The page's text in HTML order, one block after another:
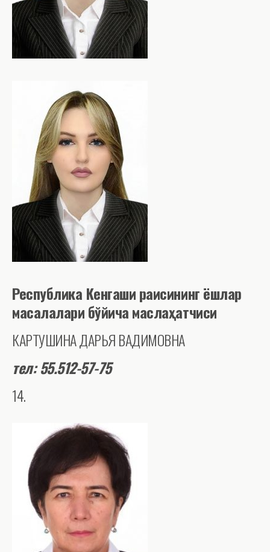
Республика Кенгаши раисининг ёшлар
масалалари бўйича маслаҳатчиси
КАРТУШИНА ДАРЬЯ ВАДИМОВНА
тел: 55.512-57-75
14.